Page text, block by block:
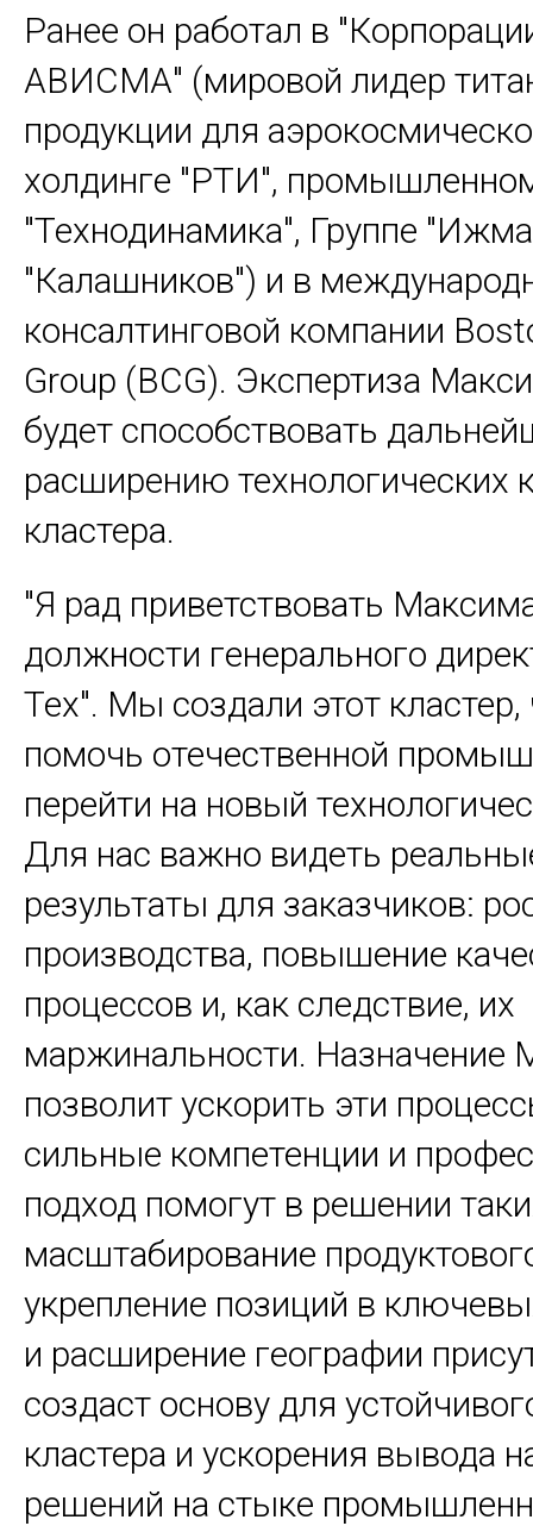
Ранее он работал в
АВИСМА" (мировой лидер
продукции для
холдинге "РТИ",
"Технодинамика", Группе
"Калашников") и в
консалтинговой компании
Group (BCG). Экспертиза
будет способствовать
расширению технологических
кластера.
"Я рад приветствовать
должности генерального
Тех". Мы создали этот
помочь отечественной
перейти на новый
Для нас важно видеть
результаты для заказчиков:
производства, повышение
процессов и, как следствие, их
маржинальности. Назначение
позволит ускорить эти
сильные компетенции и
подход помогут в решении
масштабирование
укрепление позиций в
и расширение географии
создаст основу для
кластера и ускорения вывода
решений на стыке